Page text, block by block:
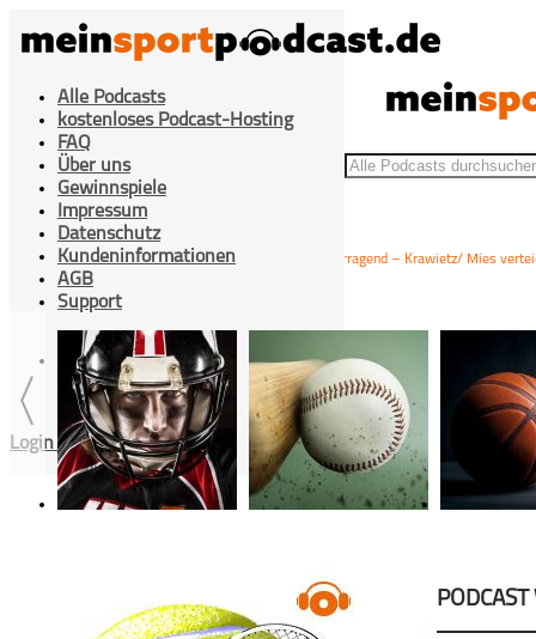
Alle Podcasts
kostenloses Podcast-Hosting
FAQ
Über uns
Gewinnspiele
Impressum
Datenschutz
Kundeninformationen
AGB
Support
Cookies Einstellung
Login / Registrieren
Home >Tennis>Chip & Charge Swiatek überragend – Krawietz/ Mies